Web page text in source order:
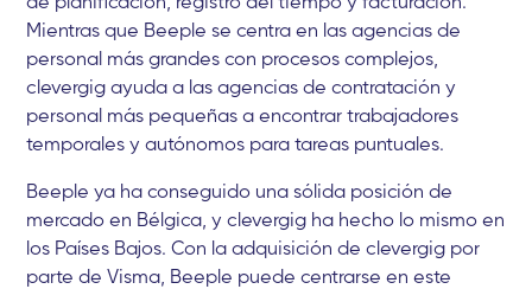
Mientras que Beeple se centra en las agencias de
personal más grandes con procesos complejos,
clevergig ayuda a las agencias de contratación y
personal más pequeñas a encontrar trabajadores
temporales y autónomos para tareas puntuales.
Beeple ya ha conseguido una sólida posición de
mercado en Bélgica, y clevergig ha hecho lo mismo en
los Países Bajos. Con la adquisición de clevergig por
parte de Visma, Beeple puede centrarse en este